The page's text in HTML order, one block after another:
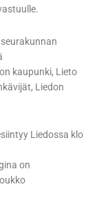
kaupunki, Lieto
Liedon
Liedossa klo
on